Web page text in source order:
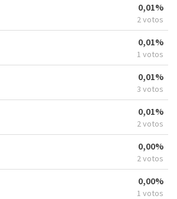
0,01%
2 votos
0,01%
1 votos
0,01%
3 votos
0,01%
2 votos
0,00%
2 votos
0,00%
1 votos